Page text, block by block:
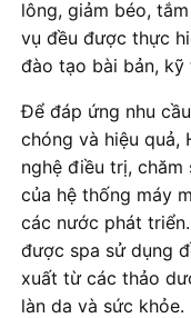
lông, giảm béo,
vụ đều được thực
đào tạo bài bản, kỹ
Để đáp ứng nhu
chóng và hiệu quả,
nghệ điều trị,
của hệ thống máy
các nước phát
được spa sử dụng
xuất từ các thảo
làn da và sức khỏe.